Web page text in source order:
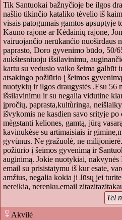
Tik Santuokai bažnyčioje be ilgos
našlio tikinčio kataliko tėvelio iš
visais patogumais gamtos apsuptyje
Kauno rajone ar Kėdainių rajone,
vairuojančio nerūkanćio nuoširdaus
paprasto, Doro gyvenimo būdo, 50/
aukśtesniuoju išsilavinimu,
kartu su vedusio vaiko šeima galbūt
atsakingo požiūrio į šeimos
nuotykių ir ilgos draugystės .Esu 56
išsilavinimu ir su negalia vidutine
įpročių, paprasta,kultùringa,
išvykomis ne kasdien savo srityje
mègstanti keliones, gamtą, jūrą
kavinukėse su artimaisiais ir
gyvùnus. Ne gražuolė, ne
požiūrio į šeimos gyvenimą ir
auginimą. Jokie nuotykiai,
email su prisistatymu iš kur esate,
amźius, negalia kokia ji Jūsų jei
nereikia, nerenku.email
Tel
Akvilė